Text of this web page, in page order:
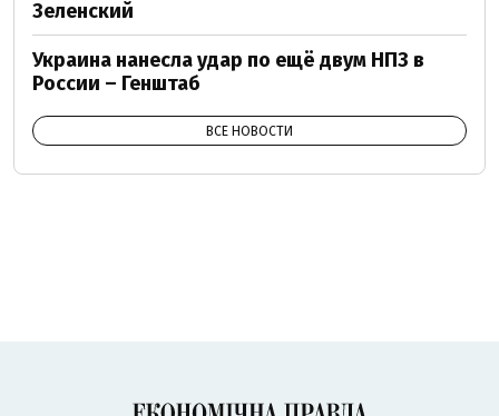
Зеленский
Украина нанесла удар по ещё двум НПЗ в
России – Генштаб
ВСЕ НОВОСТИ